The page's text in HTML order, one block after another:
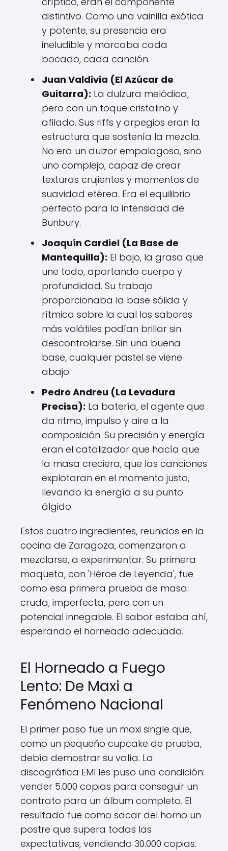
distintivo. Como una vainilla exótica
y potente, su presencia era
ineludible y marcaba cada
bocado, cada canción.
Juan Valdivia (El Azúcar de
Guitarra): La dulzura melódica,
pero con un toque cristalino y
afilado. Sus riffs y arpegios eran la
estructura que sostenía la mezcla.
No era un dulzor empalagoso, sino
uno complejo, capaz de crear
texturas crujientes y momentos de
suavidad etérea. Era el equilibrio
perfecto para la intensidad de
Bunbury.
Joaquín Cardiel (La Base de
Mantequilla): El bajo, la grasa que
une todo, aportando cuerpo y
profundidad. Su trabajo
proporcionaba la base sólida y
rítmica sobre la cual los sabores
más volátiles podían brillar sin
descontrolarse. Sin una buena
base, cualquier pastel se viene
abajo.
Pedro Andreu (La Levadura
Precisa): La batería, el agente que
da ritmo, impulso y aire a la
composición. Su precisión y energía
eran el catalizador que hacía que
la masa creciera, que las canciones
explotaran en el momento justo,
llevando la energía a su punto
álgido.
Estos cuatro ingredientes, reunidos en la
cocina de Zaragoza, comenzaron a
mezclarse, a experimentar. Su primera
maqueta, con 'Héroe de Leyenda', fue
como esa primera prueba de masa:
cruda, imperfecta, pero con un
potencial innegable. El sabor estaba ahí,
esperando el horneado adecuado.
El Horneado a Fuego
Lento: De Maxi a
Fenómeno Nacional
El primer paso fue un maxi single que,
como un pequeño cupcake de prueba,
debía demostrar su valía. La
discográfica EMI les puso una condición:
vender 5.000 copias para conseguir un
contrato para un álbum completo. El
resultado fue como sacar del horno un
postre que supera todas las
expectativas, vendiendo 30.000 copias.